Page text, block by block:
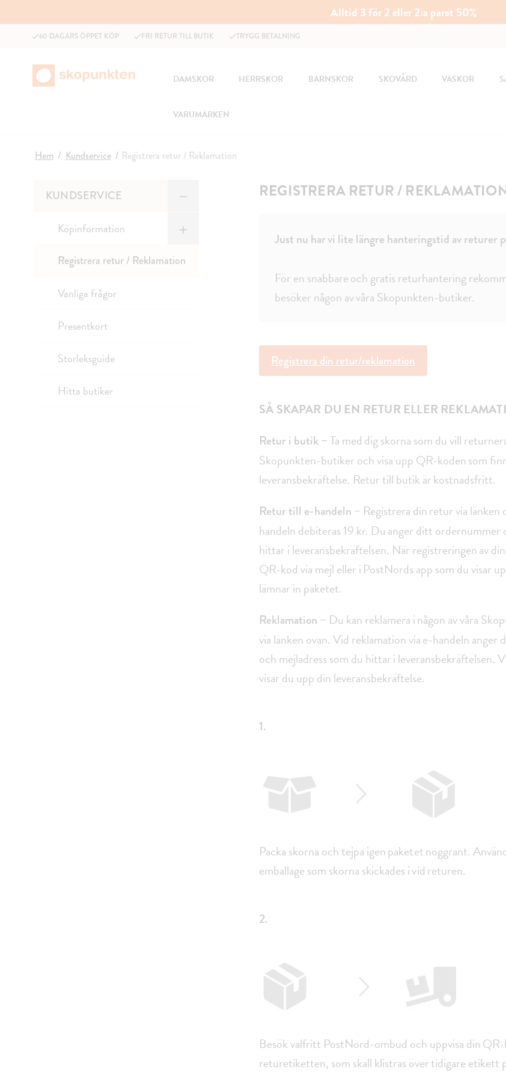
Alltid 3 för 2 eller 2:a paret 50%
60 DAGARS ÖPPET KÖP FRI RETUR TILL BUTIK TRYGG BETALNING
DAMSKOR HERRSKOR BARNSKOR SKOVÅRD VÄSKOR
VARUMÄRKEN
Hem Kundservice Registrera retur / Reklamation
KUNDSERVICE
Köpinformation
Registrera retur / Reklamation
Vanliga frågor
Presentkort
Storleksguide
Hitta butiker
REGISTRERA RETUR /
Just nu har vi lite längre hanteringstid av returer
För en snabbare och gratis returhantering
besöker någon av våra Skopunkten-butiker.
Registrera din retur/reklamation
SÅ SKAPAR DU EN RETUR ELLER
Retur i butik –Ta med dig skorna som du vill
Skopunkten-butiker och visa upp QR-koden som
leveransbekräftelse. Retur till butik är kostnadsfritt.
Retur till e-handeln – Registrera din retur via
handeln debiteras 19 kr. Du anger ditt ordernummer
hittar i leveransbekräftelsen. När registreringen av
QR-kod via mejl eller i PostNords app som du visar
lämnar in paketet.
Reklamation – Du kan reklamera i någon av våra
via länken ovan. Vid reklamation via e-handeln
och mejladress som du hittar i leveransbekräftelsen.
visar du upp din leveransbekräftelse.
1.
Packa skorna och tejpa igen paketet noggrant.
emballage som skorna skickades i vid returen.
2.
Besök valfritt PostNord-ombud och uppvisa din
returetiketten, som skall klistras över tidigare etikett